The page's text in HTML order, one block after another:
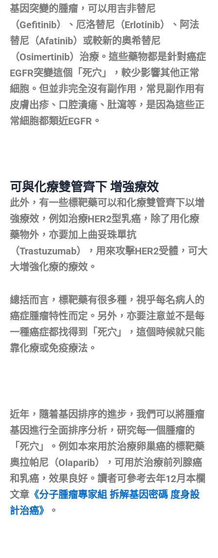
基因突變的腫瘤，可以用吉非替尼
（Gefitinib）、厄洛替尼（Erlotinib）、阿法
替尼（Afatinib）或較新的奧希替尼
（Osimertinib）治療。這些藥物都是針對癌症
EGFR突變這個「死穴」，較少影響其他正常
細胞。但並非完全沒有副作用，常見副作用有
皮膚出疹、口腔潰瘍、肚瀉等，是因為這些正
常細胞都類近EGFR。
可與化療雙管齊下 增強療效
此外，有一些標靶藥可以和化療雙管齊下以增
強療效，例如治療HER2型乳癌，除了用化療
藥物外，亦要加上曲妥珠單抗
（Trastuzumab），用來攻擊HER2受體，可大
大增強化療的療效。
總括而言，標靶藥有很多種，視乎每名病人的
癌症腫瘤特性而定。另外，亦要注意並不是每
一種癌症都找得到「死穴」，這個時候就只能
靠化療或免疫療法。
近年，隨着基因排序的進步，我們可以將腫瘤
基因進行全面排序分析，研究每一個腫瘤的
「死穴」。例如本來用於治療卵巢癌的標靶藥
奧拉帕尼（Olaparib），可用於治療前列腺癌
和乳癌，效果良好。讀者可參考去年12月本欄
文章 《分子腫瘤專家組 拆解基因密碼 度身設
計治癌》
。